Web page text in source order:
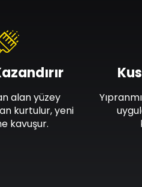
alan yüzey
kurtulur, yeni
kavuşur.